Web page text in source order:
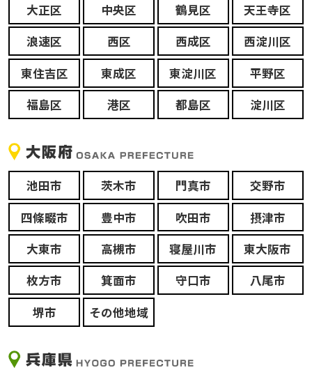
大正区
中央区 鶴見区
天王寺区
浪速区
西区 西成区
西淀川区
東住吉区
東成区 東淀川区
平野区
福島区
港区 都島区 淀川区
池田市 茨木市 門真市
交野市
四條畷市
豊中市 吹田市
摂津市
大東市
高槻市 寝屋川市
東大阪市
枚方市
箕面市 守口市
八尾市
堺市
その他地域